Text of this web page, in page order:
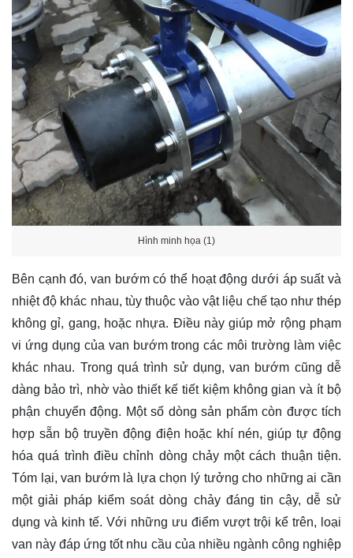
Hình minh họa (1)
Bên cạnh đó, van bướm có thể hoạt động dưới áp suất và
nhiệt độ khác nhau, tùy thuộc vào vật liệu chế tạo như thép
không gỉ, gang, hoặc nhựa. Điều này giúp mở rộng phạm
vi ứng dụng của van bướm trong các môi trường làm việc
khác nhau. Trong quá trình sử dụng, van bướm cũng dễ
dàng bảo trì, nhờ vào thiết kế tiết kiệm không gian và ít bộ
phận chuyển động. Một số dòng sản phẩm còn được tích
hợp sẵn bộ truyền động điện hoặc khí nén, giúp tự động
hóa quá trình điều chỉnh dòng chảy một cách thuận tiện.
Tóm lại, van bướm là lựa chọn lý tưởng cho những ai cần
một giải pháp kiểm soát dòng chảy đáng tin cậy, dễ sử
dụng và kinh tế. Với những ưu điểm vượt trội kể trên, loại
van này đáp ứng tốt nhu cầu của nhiều ngành công nghiệp